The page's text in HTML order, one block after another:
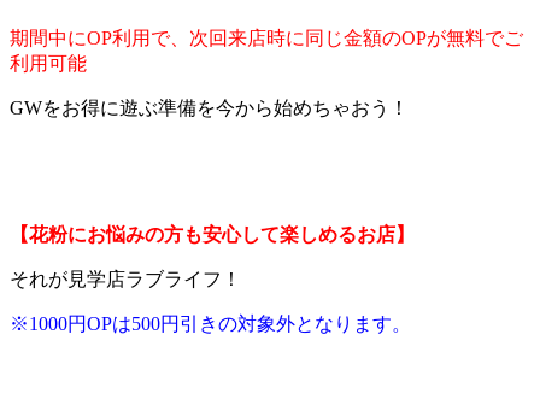
期間中にOP利用で、次回来店時に同じ金額のOPが無料でご
利用可能
GWをお得に遊ぶ準備を今から始めちゃおう！
【花粉にお悩みの方も安心して楽しめるお店】
それが見学店ラブライフ！
※1000円OPは500円引きの対象外となります。